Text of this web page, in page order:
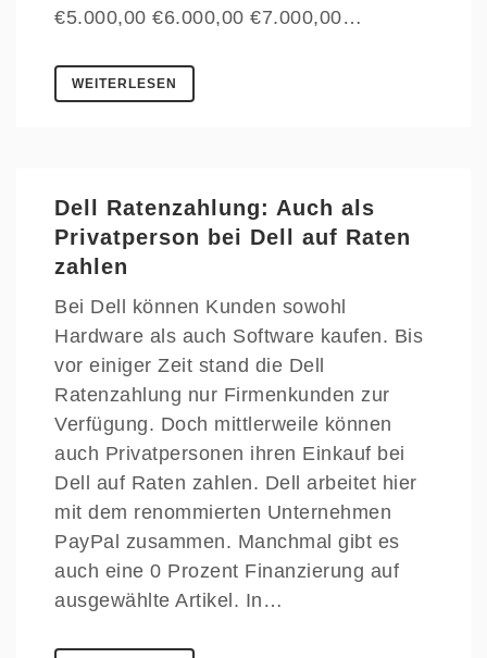
€5.000,00 €6.000,00 €7.000,00…
WEITERLESEN
Dell Ratenzahlung: Auch als
Privatperson bei Dell auf Raten
zahlen
Bei Dell können Kunden sowohl
Hardware als auch Software kaufen. Bis
vor einiger Zeit stand die Dell
Ratenzahlung nur Firmenkunden zur
Verfügung. Doch mittlerweile können
auch Privatpersonen ihren Einkauf bei
Dell auf Raten zahlen. Dell arbeitet hier
mit dem renommierten Unternehmen
PayPal zusammen. Manchmal gibt es
auch eine 0 Prozent Finanzierung auf
ausgewählte Artikel. In…